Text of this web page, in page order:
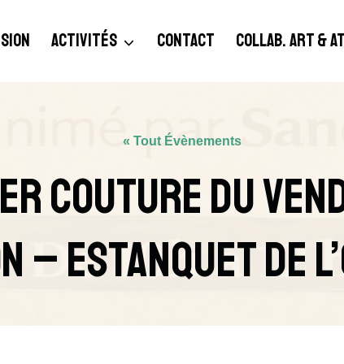
ACTIVITÉS CONTACT COLLAB. ART &
« Tout Évènements
Couture Du
– Estanquet De